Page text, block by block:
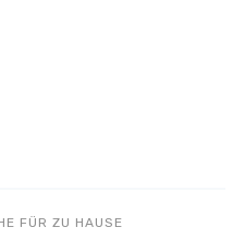
FÜR ZU HAUSE